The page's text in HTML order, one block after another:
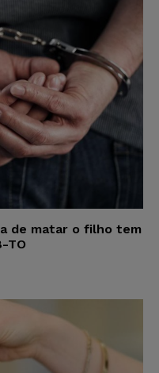
de matar o filho tem
TO